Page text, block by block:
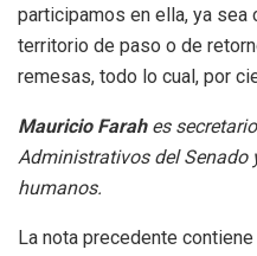
participamos en ella, ya sea
territorio de paso o de
remesas, todo lo cual, por
Mauricio Farahes
Administrativos del Senado
humanos.
La nota precedente